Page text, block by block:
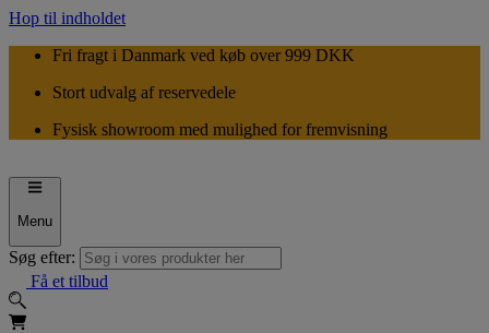
Hop til indholdet
Fri fragt i Danmark ved køb over 999 DKK
Stort udvalg af reservedele
Fysisk showroom med mulighed for fremvisning
Menu
Søg efter:
Få et tilbud